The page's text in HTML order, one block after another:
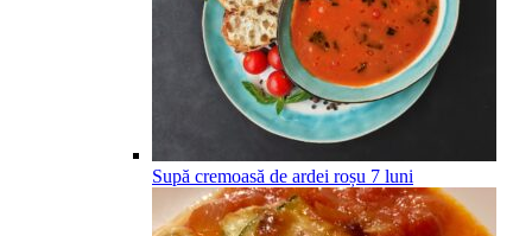
Supă cremoasă de ardei roșu 7 luni